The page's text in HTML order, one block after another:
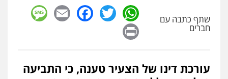
שתף כתבה עם
חברים
WhatsApp
Twitter
Facebook
Email
עורכת דינו של הצעיר טענה, כי התביעה